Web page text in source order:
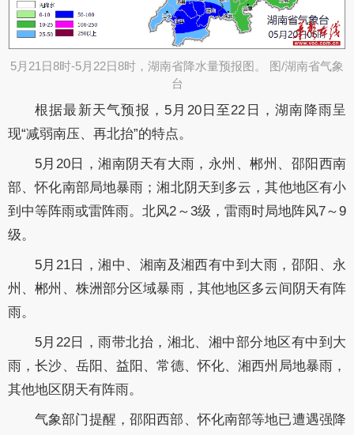
5月21日8时-5月22日8时，湖南省降水量预报图。 图/湖南省气象
台​
根据最新天气预报，5月20日至22日，湖南降雨呈
现“减弱南压、再北抬”的特点。
5月20日，湘南阴天有大雨，永州、郴州、邵阳西南
部、怀化南部局地暴雨；湘北阴天到多云，其他地区有小
到中等阵雨或雷阵雨。北风2～3级，雷雨时局地阵风7～9
级。
5月21日，湘中、湘南及湘西有中到大雨，邵阳、永
州、郴州、株洲部分区域暴雨，其他地区多云间阴天有阵
雨。
5月22日，雨带北抬，湘北、湘中部分地区有中到大
雨，长沙、岳阳、益阳、常德、怀化、湘西州局地暴雨，
其他地区阴天有阵雨。
气象部门提醒，邵阳西部、怀化南部等地已遭遇强降